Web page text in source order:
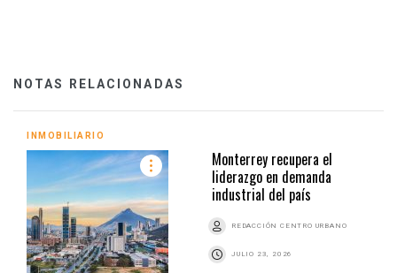
NOTAS RELACIONADAS
INMOBILIARIO
Monterrey recupera el
liderazgo en demanda
industrial del país
REDACCIÓN CENTRO URBANO
JULIO 23, 2026